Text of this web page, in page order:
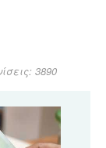
3890